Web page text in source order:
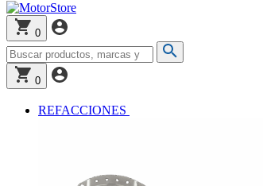
0
0
REFACCIONES